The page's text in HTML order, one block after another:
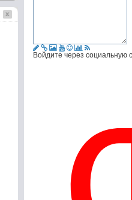
Войдите через социальную